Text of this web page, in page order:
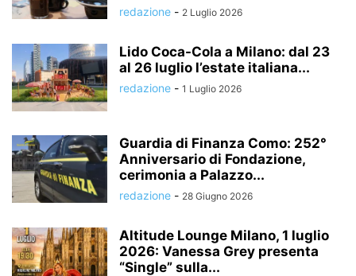
redazione - 2 Luglio 2026
Lido Coca-Cola a Milano: dal 23
al 26 luglio l’estate italiana...
redazione - 1 Luglio 2026
Guardia di Finanza Como: 252°
Anniversario di Fondazione,
cerimonia a Palazzo...
redazione - 28 Giugno 2026
Altitude Lounge Milano, 1 luglio
2026: Vanessa Grey presenta
“Single” sulla...